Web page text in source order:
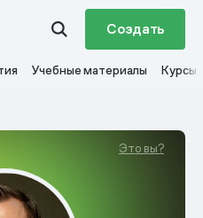
Создать
Учебные материалы Курсы
Это вы?